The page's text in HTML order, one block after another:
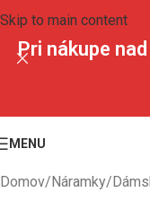
Skip to main content
Pri nákupe
MENU
Domov/Náramky/